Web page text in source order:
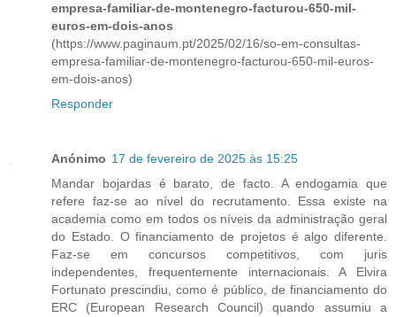
empresa-familiar-de-montenegro-facturou-650-mil-
euros-em-dois-anos
(https://www.paginaum.pt/2025/02/16/so-em-consultas-
empresa-familiar-de-montenegro-facturou-650-mil-euros-
em-dois-anos)
Responder
Anónimo 17 de fevereiro de 2025 às 15:25
Mandar bojardas é barato, de facto. A endogamia que
refere faz-se ao nível do recrutamento. Essa existe na
academia como em todos os níveis da administração geral
do Estado. O financiamento de projetos é algo diferente.
Faz-se em concursos competitivos, com juris
independentes, frequentemente internacionais. A Elvira
Fortunato prescindiu, como é público, de financiamento do
ERC (European Research Council) quando assumiu a